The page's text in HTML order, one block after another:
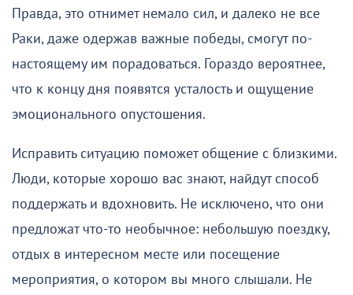
Правда, это отнимет немало сил, и далеко не все
Раки, даже одержав важные победы, смогут по-
настоящему им порадоваться. Гораздо вероятнее,
что к концу дня появятся усталость и ощущение
эмоционального опустошения.
Исправить ситуацию поможет общение с близкими.
Люди, которые хорошо вас знают, найдут способ
поддержать и вдохновить. Не исключено, что они
предложат что-то необычное: небольшую поездку,
отдых в интересном месте или посещение
мероприятия, о котором вы много слышали. Не